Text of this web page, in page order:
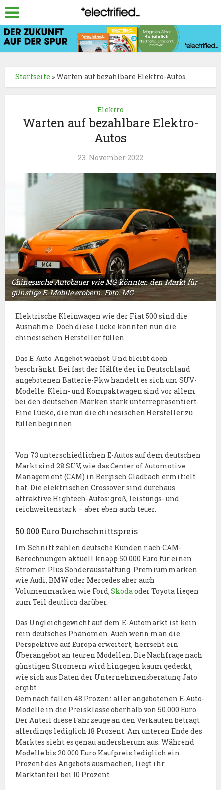
Startseite »Warten auf bezahlbare Elektro-Autos
Elektro
Warten auf bezahlbare Elektro-
Autos
23. November 2022
Chinesische Autobauer wie MG könnten den Markt für
günstige E-Mobile erobern. Foto: MG
Elektrische Kleinwagen wie der Fiat 500 sind die
Ausnahme. Doch diese Lücke könnten nun die
chinesischen Hersteller füllen.
Das E-Auto-Angebot wächst. Und bleibt doch
beschränkt. Bei fast der Hälfte der in Deutschland
angebotenen Batterie-Pkw handelt es sich um SUV-
Modelle. Klein- und Kompaktwagen sind vor allem
bei den deutschen Marken stark unterrepräsentiert.
Eine Lücke, die nun die chinesischen Hersteller zu
füllen beginnen.
Von 73 unterschiedlichen E-Autos auf dem deutschen
Markt sind 28 SUV, wie das Center of Automotive
Management (CAM) in Bergisch Gladbach ermittelt
hat. Die elektrischen Crossover sind durchaus
attraktive Hightech-Autos: groß, leistungs- und
reichweitenstark – aber eben auch teuer.
50.000 Euro Durchschnittspreis
Im Schnitt zahlen deutsche Kunden nach CAM-
Berechnungen aktuell knapp 50.000 Euro für einen
Stromer. Plus Sonderausstattung. Premiummarken
wie Audi, BMW oder Mercedes aber auch
Volumenmarken wie Ford,Skoda oder Toyota liegen
zum Teil deutlich darüber.
Das Ungleichgewicht auf dem E-Automarkt ist kein
rein deutsches Phänomen. Auch wenn man die
Perspektive auf Europa erweitert, herrscht ein
Überangebot an teuren Modellen. Die Nachfrage nach
günstigen Stromern wird hingegen kaum gedeckt,
wie sich aus Daten der Unternehmensberatung Jato
ergibt.
Demnach fallen 48 Prozent aller angebotenen E-Auto-
Modelle in die Preisklasse oberhalb von 50.000 Euro.
Der Anteil diese Fahrzeuge an den Verkäufen beträgt
allerdings lediglich 18 Prozent. Am unteren Ende des
Marktes sieht es genau andersherum aus: Während
Modelle bis 20.000 Euro Kaufpreis lediglich ein
Prozent des Angebots ausmachen, liegt ihr
Marktanteil bei 10 Prozent.